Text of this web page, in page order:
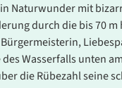
Naturwunder mit
durch die bis 70 m
Wasserfalls unten
die Rübezahl seine